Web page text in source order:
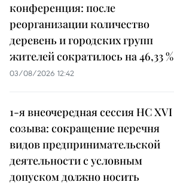
конференция: после
реорганизации количество
деревень и городских групп
жителей сократилось на 46,33 %
03/08/2026 12:42
1-я внеочередная сессия НС XVI
созыва: сокращение перечня
видов предпринимательской
деятельности с условным
допуском должно носить